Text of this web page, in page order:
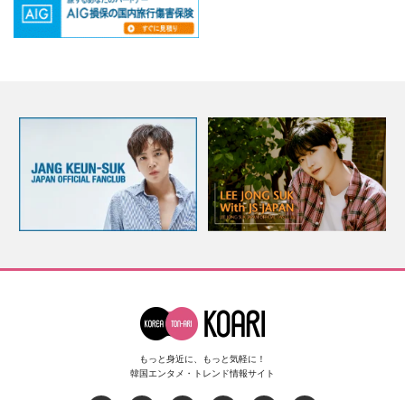
もっと身近に、もっと気軽に！
韓国エンタメ・トレンド情報サイト